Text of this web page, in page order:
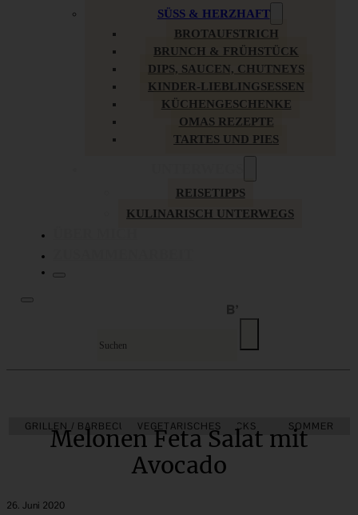
SÜSS & HERZHAFT
BROTAUFSTRICH
BRUNCH & FRÜHSTÜCK
DIPS, SAUCEN, CHUTNEYS
KINDER-LIEBLINGSESSEN
KÜCHENGESCHENKE
OMAS REZEPTE
TARTES UND PIES
REISETIPPS
KULINARISCH UNTERWEGS
GRILLEN / BARBECUE SALATE & SNACKS SOMMER
VEGETARISCHES
Melonen Feta Salat mit
Avocado
26. Juni 2020